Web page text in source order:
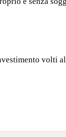
volti